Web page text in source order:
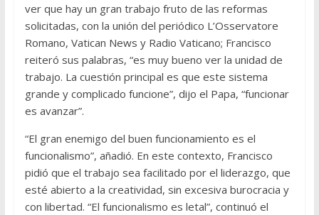
ver que hay un gran trabajo fruto de las reformas
solicitadas, con la unión del periódico L’Osservatore
Romano, Vatican News y Radio Vaticano; Francisco
reiteró sus palabras, “es muy bueno ver la unidad de
trabajo. La cuestión principal es que este sistema
grande y complicado funcione”, dijo el Papa, “funcionar
es avanzar”.
“El gran enemigo del buen funcionamiento es el
funcionalismo”, añadió. En este contexto, Francisco
pidió que el trabajo sea facilitado por el liderazgo, que
esté abierto a la creatividad, sin excesiva burocracia y
con libertad. “El funcionalismo es letal”, continuó el